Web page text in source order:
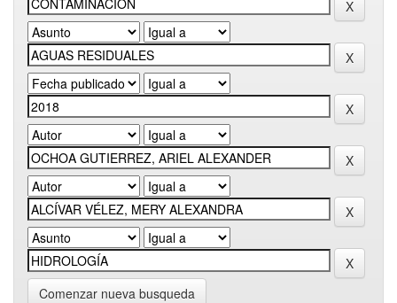
Comenzar nueva busqueda